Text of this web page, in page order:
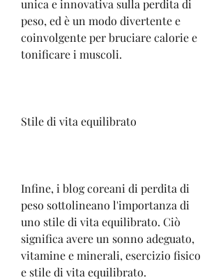
unica e innovativa sulla perdita di
peso, ed è un modo divertente e
coinvolgente per bruciare calorie e
tonificare i muscoli.
Stile di vita equilibrato
Infine, i blog coreani di perdita di
peso sottolineano l'importanza di
uno stile di vita equilibrato. Ciò
significa avere un sonno adeguato,
vitamine e minerali, esercizio fisico
e stile di vita equilibrato.